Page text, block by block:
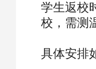
学生返校
校，需测
具体安排